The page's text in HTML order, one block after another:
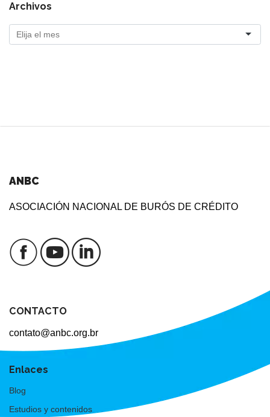
Archivos
ANBC
ASOCIACIÓN NACIONAL DE BURÓS DE CRÉDITO
CONTACTO
contato@anbc.org.br
Enlaces
Blog
Estudios y contenidos